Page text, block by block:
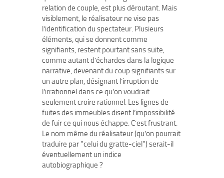
relation de couple, est plus déroutant. Mais
visiblement, le réalisateur ne vise pas
l’identification du spectateur. Plusieurs
éléments, qui se donnent comme
signifiants, restent pourtant sans suite,
comme autant d’échardes dans la logique
narrative, devenant du coup signifiants sur
un autre plan, désignant l’irruption de
l’irrationnel dans ce qu’on voudrait
seulement croire rationnel. Les lignes de
fuites des immeubles disent l’impossibilité
de fuir ce qui nous échappe. C’est frustrant.
Le nom même du réalisateur (qu’on pourrait
traduire par "celui du gratte-ciel") serait-il
éventuellement un indice
autobiographique ?